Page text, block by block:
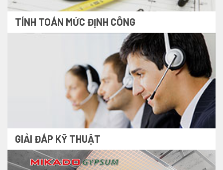
TÍNH TOÁN MỨC ĐỊNH CÔNG
GIẢI ĐÁP KỸ THUẬT